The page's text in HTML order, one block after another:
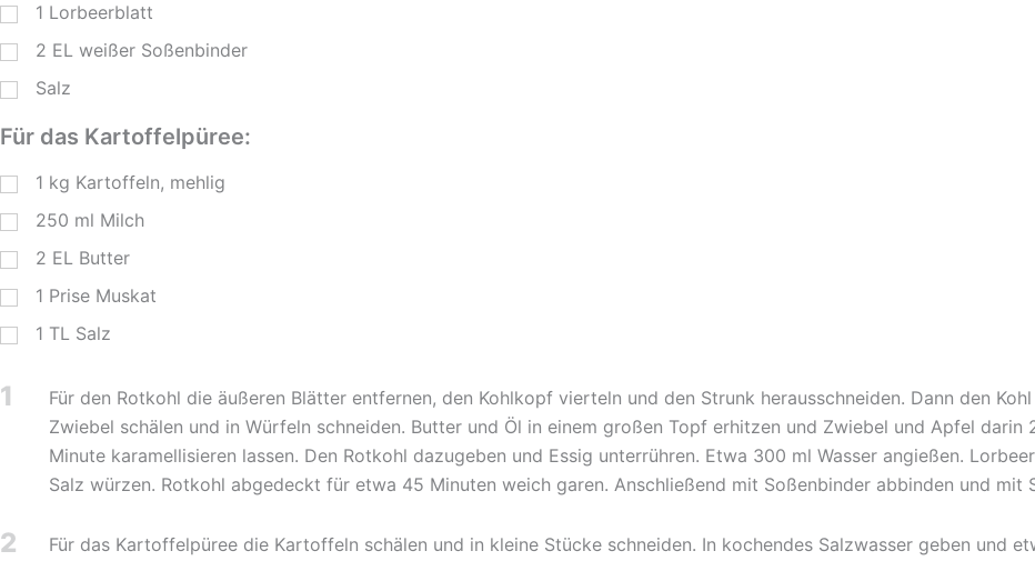
1 Lorbeerblatt
2 EL weißer Soßenbinder
Salz
Für das Kartoffelpüree:
1 kg Kartoffeln, mehlig
250 ml Milch
2 EL Butter
1 Prise Muskat
1 TL Salz
1
Für den Rotkohl die äußeren Blätter entfernen, den Kohlkopf vierteln und den Strunk herausschneiden. Dann den
Zwiebel schälen und in Würfeln schneiden. Butter und Öl in einem großen Topf erhitzen und Zwiebel und Apfel darin
Minute karamellisieren lassen. Den Rotkohl dazugeben und Essig unterrühren. Etwa 300 ml Wasser angießen.
Salz würzen. Rotkohl abgedeckt für etwa 45 Minuten weich garen. Anschließend mit Soßenbinder abbinden und mit
2
Für das Kartoffelpüree die Kartoffeln schälen und in kleine Stücke schneiden. In kochendes Salzwasser geben und